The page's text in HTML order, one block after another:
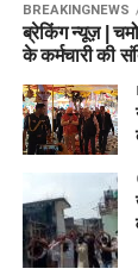
पूर्व-
सिस्टम
से पूरी
निष्कर्ष
अग्निपथ योजना
बना रही है,
वर्ष 2026 में सेना
BREAKINGNEWS
ब्रेकिंग न्यूज़ |
के कर्मचारी की